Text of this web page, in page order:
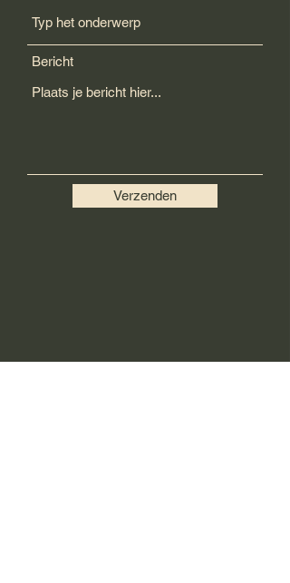
Bericht
Verzenden